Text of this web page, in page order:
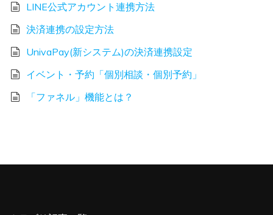
LINE公式アカウント連携方法
決済連携の設定方法
UnivaPay(新システム)の決済連携設定
イベント・予約「個別相談・個別予約」
「ファネル」機能とは？